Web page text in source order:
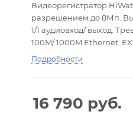
Видеорегистратор
разрешением до 8Мп.
1/1 аудиовход/ выход.
100M/ 1000M Ethernet.
Подробности
16 790 руб.